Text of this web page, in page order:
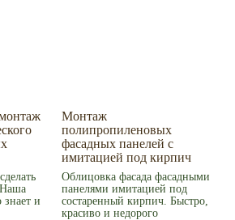
Наша
знает и
Монтаж
полипропиленовых
фасадных панелей с
имитацией под кирпич
Облицовка фасада фасадными
панелями имитацией под
состаренный кирпич. Быстро,
красиво и недорого